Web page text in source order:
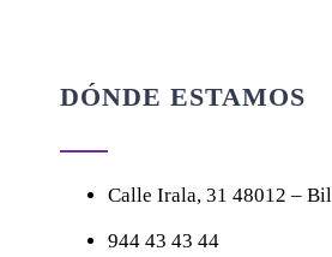
DÓNDE ESTAMOS
Calle Irala, 31 48012 –
944 43 43 44